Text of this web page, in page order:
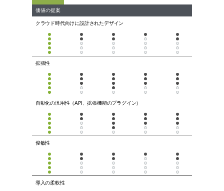
価値の提案
クラウド時代向けに設計されたデザイン
拡張性
自動化の汎用性（API、拡張機能のプラグイン）
俊敏性
導入の柔軟性